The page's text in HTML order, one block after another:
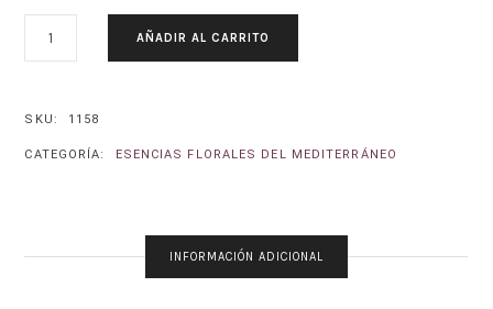
VISCUM
AÑADIR AL CARRITO
SKU: 1158
CATEGORÍA: ESENCIAS FLORALES DEL MEDITERRÁNEO
INFORMACIÓN ADICIONAL